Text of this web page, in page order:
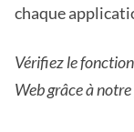
chaque
Vérifiez le
Web grâce à notre